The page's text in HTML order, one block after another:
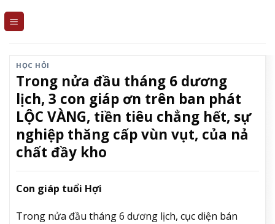
HỌC HỎI
Trong nửa đầu tháng 6 dương
lịch, 3 con giáp ơn trên ban phát
LỘC VÀNG, tiền tiêu chẳng hết, sự
nghiệp thăng cấp vùn vụt, của nả
chất đầy kho
Con giáp tuổi Hợi
Trong nửa đầu tháng 6 dương lịch, cục diện bán